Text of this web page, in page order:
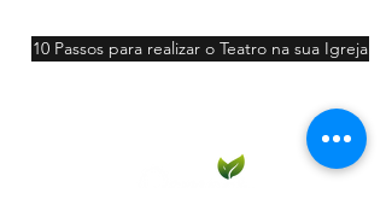
10 Passos para realizar o Teatro na sua Igreja